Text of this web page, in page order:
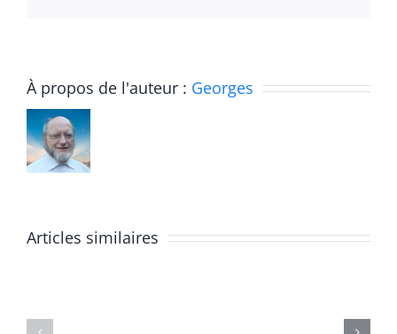
À propos de l'auteur : Georges
Articles similaires
et